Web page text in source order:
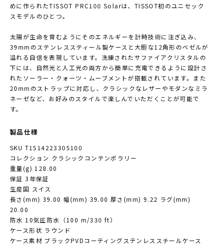
めに作られたTISSOT PRC100 Solarは、TISSOT初のユニセック
スモデルのひとつ。
太陽が生命を育むようにそのエネルギーを計時技術に注ぎ込み、
39mmのステンレススティール製ケースと大胆な12角形のベゼルが
溢れる自信を表現しています。洗練されたサファイアクリスタルの
下には、自然光と人工光の両方から簡単に充電できるように設計さ
れたソーラー・クォーツ・ムーブメントが搭載されています。また
20mmのストラップに対応し、クラシックなレザーやモダンなミラ
ネーゼなど、お好みのスタイルで楽しんでいただくことが可能で
す。
製品仕様
SKU T1514223305100
コレクション クラシックコンテンポラリー
重量(g) 128.00
保証 3年保証
生産国 スイス
長さ(mm) 39.00 幅(mm) 39.00 厚さ(mm) 9.22 ラグ(mm)
20.00
防水 10気圧防水（100 m/330 ft）
ケース形状 ラウンド
ケース素材 ブラックPVDコーティングステンレススチールケース